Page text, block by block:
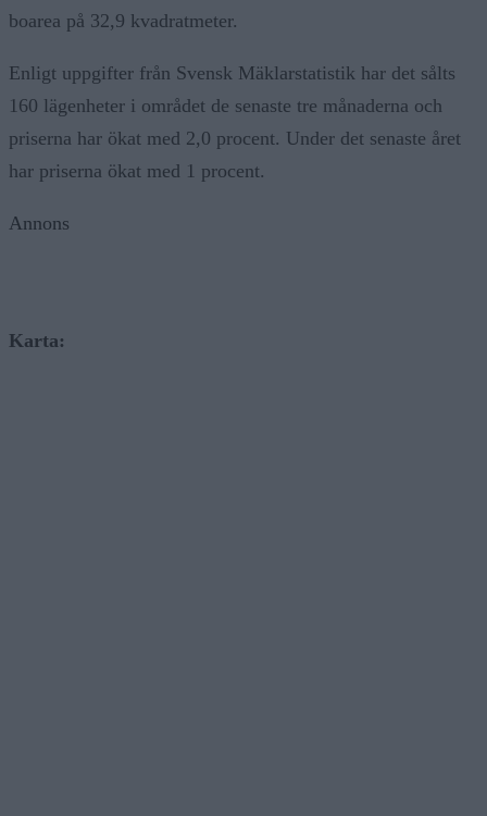
boarea på 32,9 kvadratmeter.
Enligt uppgifter från Svensk Mäklarstatistik har det sålts
160 lägenheter i området de senaste tre månaderna och
priserna har ökat med 2,0 procent. Under det senaste året
har priserna ökat med 1 procent.
Annons
Karta: